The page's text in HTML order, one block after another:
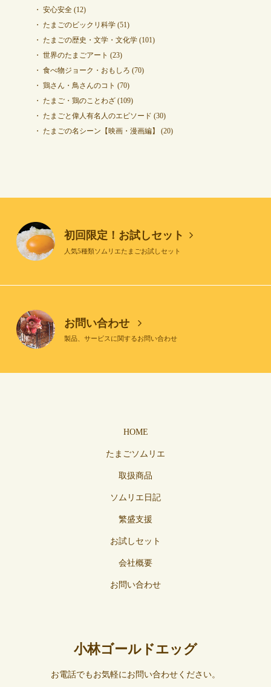
安心安全(12)
たまごのビックリ科学(51)
たまごの歴史・文学・文化学(101)
世界のたまごアート (23)
食べ物ジョーク・おもしろ (70)
鶏さん・鳥さんのコト (70)
たまご・鶏のことわざ(109)
たまごと偉人有名人のエピソード (30)
たまごの名シーン【映画・漫画編】
(20)
初回限定！お試しセット
人気5種類ソムリエたまごお試しセット
お問い合わせ
製品、サービスに関するお問い合わせ
HOME
たまごソムリエ
取扱商品
ソムリエ日記
繁盛支援
お試しセット
会社概要
お問い合わせ
小林ゴールドエッグ
お電話でもお気軽にお問い合わせください。